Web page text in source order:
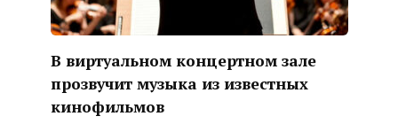
В виртуальном концертном зале
прозвучит музыка из известных
кинофильмов